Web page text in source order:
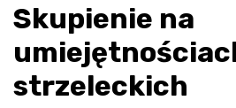
Skupienie na
strzeleckich